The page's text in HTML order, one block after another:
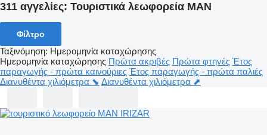
311 αγγελίες: Τουριστικά λεωφορεία MAN
Φίλτρο
Ταξινόμηση: Ημερομηνία καταχώρησης
Ημερομηνία καταχώρησης Πρώτα ακριβές Πρώτα φτηνές Έτος
παραγωγής - πρώτα καινούριες Έτος παραγωγής - πρώτα παλιές
Διανυθέντα χιλιόμετρα ⬊ Διανυθέντα χιλιόμετρα ⬈